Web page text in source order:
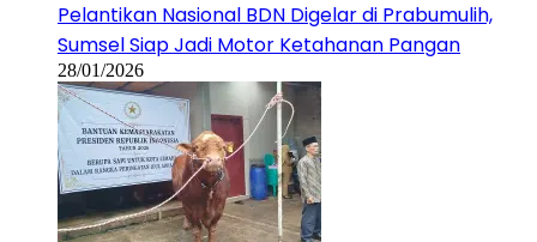
Pelantikan Nasional BDN Digelar di Prabumulih,
Sumsel Siap Jadi Motor Ketahanan Pangan
28/01/2026